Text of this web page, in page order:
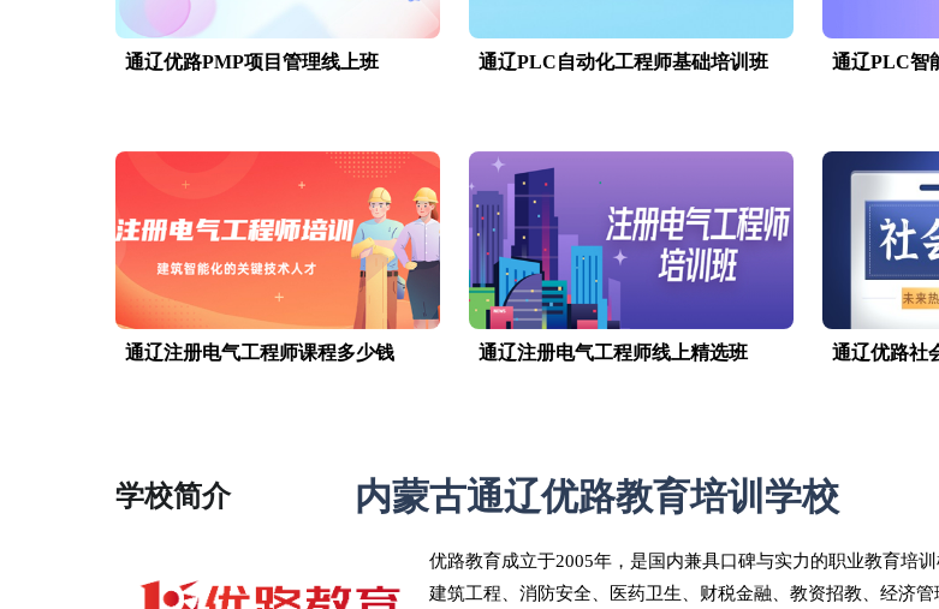
通辽优路PMP项目管理线上班 通辽PLC自动化工程师基础培训班 通辽PLC智
通辽注册电气工程师课程多少钱 通辽注册电气工程师线上精选班 通辽优路社
学校简介 内蒙古通辽优路教育培训学校
优路教育成立于2005年，是国内兼具口碑与实力的职业教育培
建筑工程、消防安全、医药卫生、财税金融、教资招教、经济管